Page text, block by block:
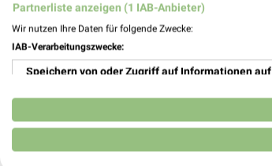
Partnerliste anzeigen (1 IAB-Anbieter)
Wir nutzen Ihre Daten für folgende Zwecke:
IAB-Verarbeitungszwecke:
Speichern von oder Zugriff auf Informationen
Verwendung reduzierter Daten zur Auswahl von
Erstellung von Profilen für personalisierte